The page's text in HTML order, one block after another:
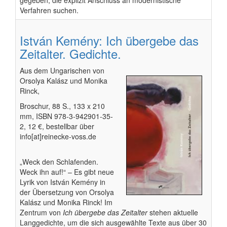
Verfahren suchen.
István Kemény: Ich übergebe das
Zeitalter. Gedichte.
Aus dem Ungarischen von
Orsolya Kalász und Monika
Rinck,
Broschur, 88 S., 133 x 210
mm, ISBN 978-3-942901-35-
2, 12 €, bestellbar über
info[at]reinecke-voss.de
„Weck den Schlafenden.
Weck ihn auf!“ – Es gibt neue
Lyrik von István Kemény in
der Übersetzung von Orsolya
Kalász und Monika Rinck! Im
Zentrum von Ich übergebe das Zeitalterstehen aktuelle
Langgedichte, um die sich ausgewählte Texte aus über 30